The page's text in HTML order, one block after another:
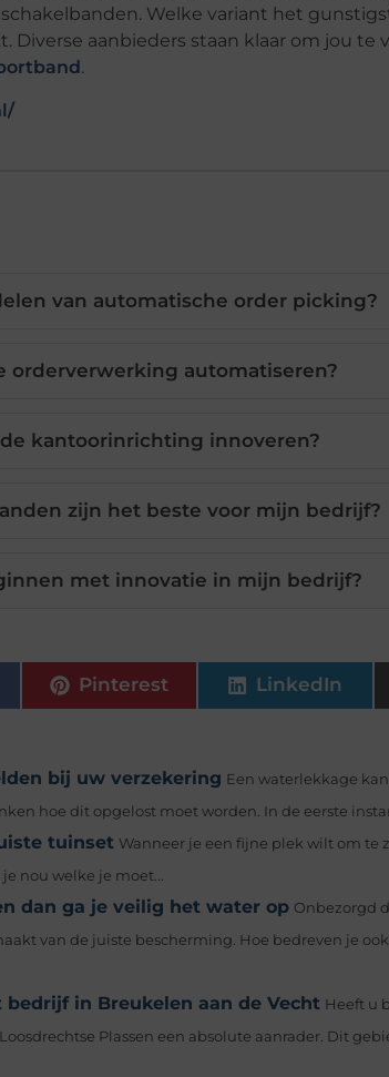
Welke variant het
aanbieders staan klaar om jou te
.
van automatische order picking?
orderverwerking automatiseren?
kantoorinrichting innoveren?
zijn het beste voor mijn bedrijf?
met innovatie in mijn bedrijf?
Pinterest LinkedIn
bij uw verzekering Een waterlekkage
hoe dit opgelost moet worden. In de eerste
tuinset Wanneer je een fijne plek wilt om te
nou welke je moet...
dan ga je veilig het water op Onbezorgd
van de juiste bescherming. Hoe bedreven je
in Breukelen aan de Vecht Heeft u
Plassen een absolute aanrader. Dit